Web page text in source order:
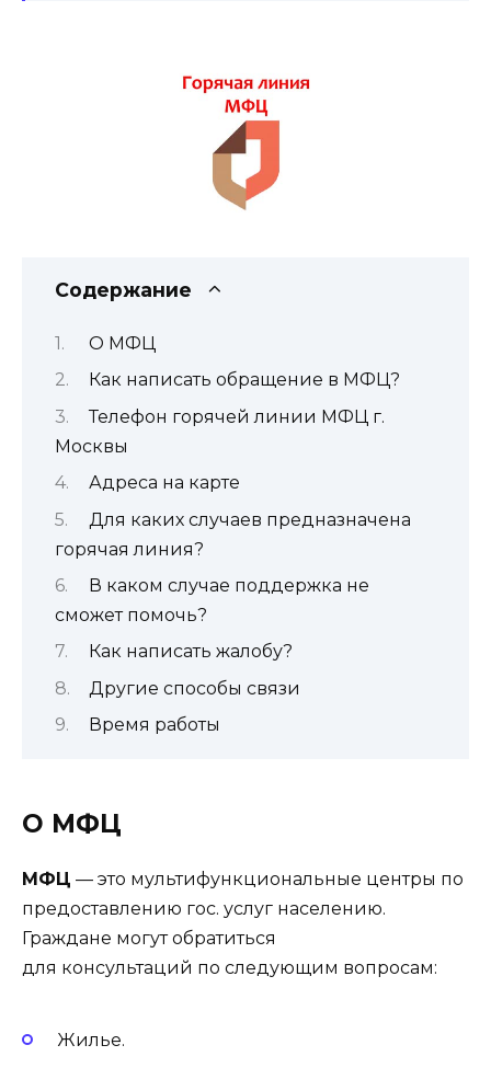
Содержание
О МФЦ
Как написать обращение в МФЦ?
Телефон горячей линии МФЦ г.
Москвы
Адреса на карте
Для каких случаев предназначена
горячая линия?
В каком случае поддержка не
сможет помочь?
Как написать жалобу?
Другие способы связи
Время работы
О МФЦ
МФЦ — это мультифункциональные центры по
предоставлению гос. услуг населению.
Граждане могут обратиться
для консультаций по следующим вопросам:
Жилье.